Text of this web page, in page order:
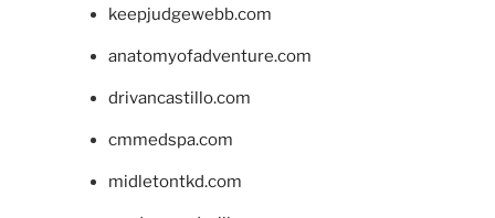
keepjudgewebb.com
anatomyofadventure.com
drivancastillo.com
cmmedspa.com
midletontkd.com